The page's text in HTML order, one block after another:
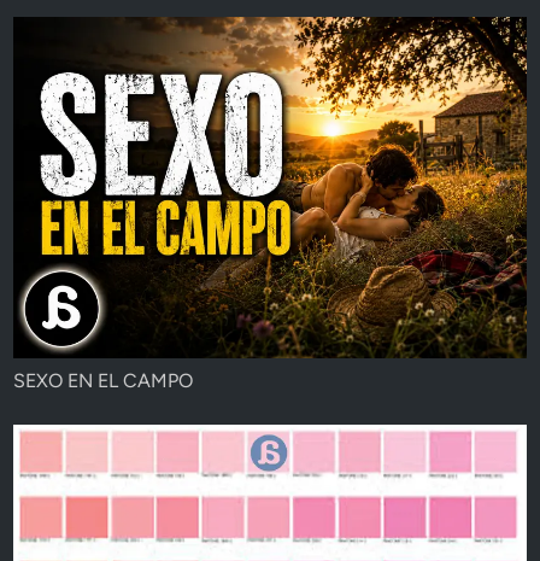
SEXO EN EL CAMPO